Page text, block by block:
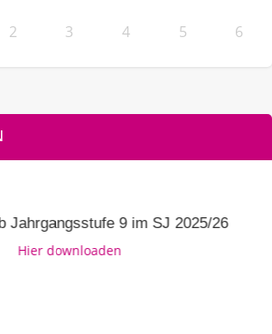
2 3 4 5 6
Jahrgangsstufe 9 im SJ 2025/26
Hier downloaden